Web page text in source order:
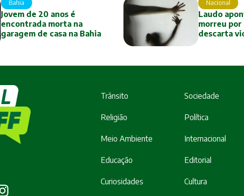
Bahia
Jovem de 20 anos é
encontrada morta na
garagem de casa na Bahia
Nacional
Laudo
morreu por
descarta
Trânsito Sociedade
Religião Política
Meio Ambiente Internacional
Educação Editorial
Curiosidades Cultura